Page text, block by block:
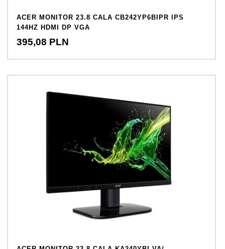
ACER MONITOR 23.8 CALA CB242YP6BIPR IPS
144HZ HDMI DP VGA
395,08 PLN